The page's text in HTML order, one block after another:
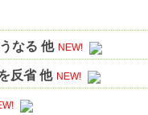
なる 他 NEW!
反省 他 NEW!